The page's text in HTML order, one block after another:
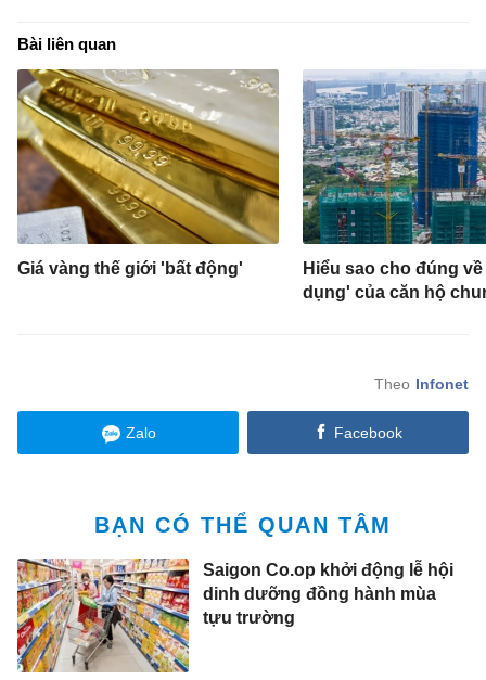
Bài liên quan
Giá vàng thế giới 'bất động'
Hiểu sao cho đúng
dụng' của căn hộ
Infonet
Zalo Facebook
BẠN CÓ THỂ QUAN TÂM
Saigon Co.op khởi động lễ hội
dinh dưỡng đồng hành mùa
tựu trường